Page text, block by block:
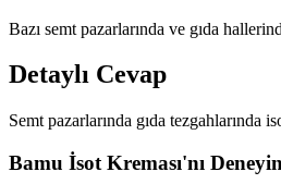
Bazı semt pazarlarında ve gıda
Detaylı Cevap
Semt pazarlarında gıda tezgahlarında
Bamu İsot Kreması'nı Deneyin